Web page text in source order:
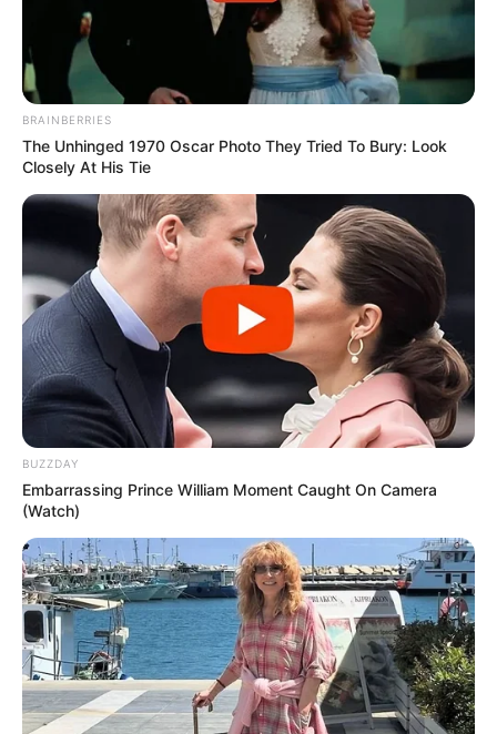
BRAINBERRIES
The Unhinged 1970 Oscar Photo They Tried To Bury: Look
Closely At His Tie
BUZZDAY
Embarrassing Prince William Moment Caught On Camera
(Watch)